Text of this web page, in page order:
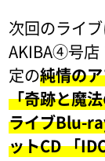
次回のライ
AKIBA④号店
定の純情の
「奇跡と魔
ライブBlu-
ットCD 「